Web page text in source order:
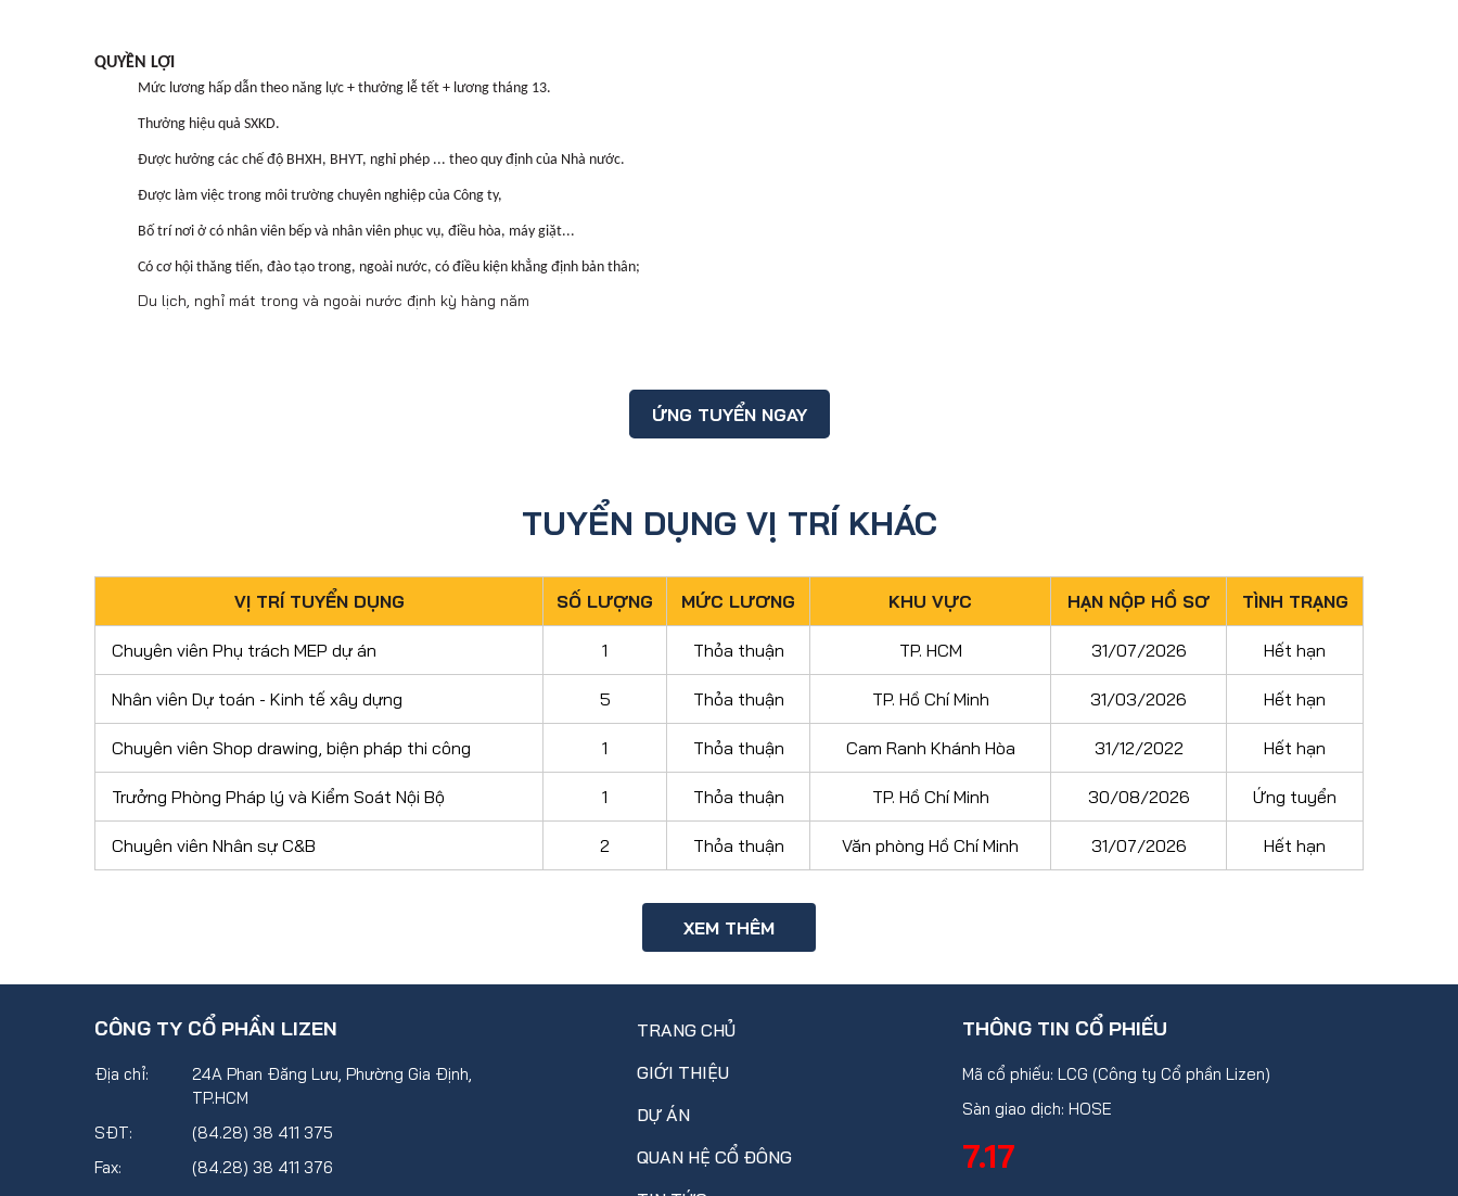
QUYỀN LỢI
Mức lương hấp dẫn theo năng lực + thưởng lễ tết + lương tháng 13.
Thưởng hiệu quả SXKD.
Được hưởng các chế độ BHXH, BHYT, nghỉ phép ... theo quy định của Nhà nước.
Được làm việc trong môi trường chuyên nghiệp của Công ty,
Bố trí nơi ở có nhân viên bếp và nhân viên phục vụ, điều hòa, máy giặt...
Có cơ hội thăng tiến, đào tạo trong, ngoài nước, có điều kiện khẳng định bản thân;
Du lịch, nghỉ mát trong và ngoài nước định kỳ hàng năm
ỨNG TUYỂN NGAY
TUYỂN DỤNG VỊ TRÍ KHÁC
VỊ TRÍ TUYỂN DỤNG SỐ LƯỢNG MỨC LƯƠNG KHU VỰC HẠN NỘP HỒ SƠ TÌNH TRẠNG
Chuyên viên Phụ trách MEP dự án 1 Thỏa thuận TP. HCM 31/07/2026 Hết hạn
Nhân viên Dự toán - Kinh tế xây dựng 5 Thỏa thuận TP. Hồ Chí Minh 31/03/2026 Hết hạn
Chuyên viên Shop drawing, biện pháp thi công 1 Thỏa thuận Cam Ranh Khánh Hòa 31/12/2022 Hết hạn
Trưởng Phòng Pháp lý và Kiểm Soát Nội Bộ 1 Thỏa thuận TP. Hồ Chí Minh 30/08/2026 Ứng tuyển
Chuyên viên Nhân sự C&B 2 Thỏa thuận Văn phòng Hồ Chí Minh 31/07/2026 Hết hạn
XEM THÊM
CÔNG TY CỔ PHẦN LIZEN
Địa chỉ:
24A Phan Đăng Lưu, Phường Gia Định,
TP.HCM
SĐT:
(84.28) 38 411 375
Fax:
(84.28) 38 411 376
TRANG CHỦ
GIỚI THIỆU
DỰ ÁN
QUAN HỆ CỔ ĐÔNG
THÔNG TIN CỔ PHIẾU
Mã cổ phiếu: LCG (Công ty Cổ phần Lizen)
Sàn giao dịch: HOSE
7.17